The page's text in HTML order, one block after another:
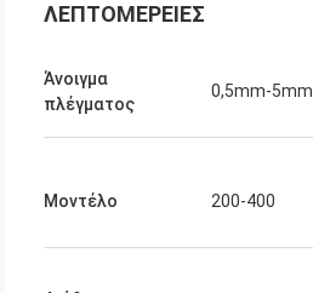
ΛΕΠΤΟΜΈΡΕΙΕΣ
Άνοιγμα
πλέγματος
0,5mm-5mm
Μοντέλο 200-400